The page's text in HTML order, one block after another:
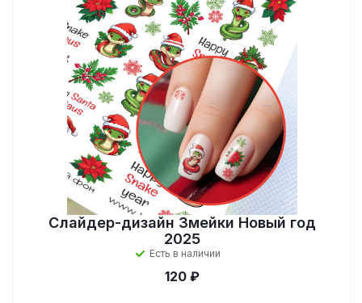
Слайдер-дизайн Змейки Новый год
2025
Есть в наличии
120 ₽